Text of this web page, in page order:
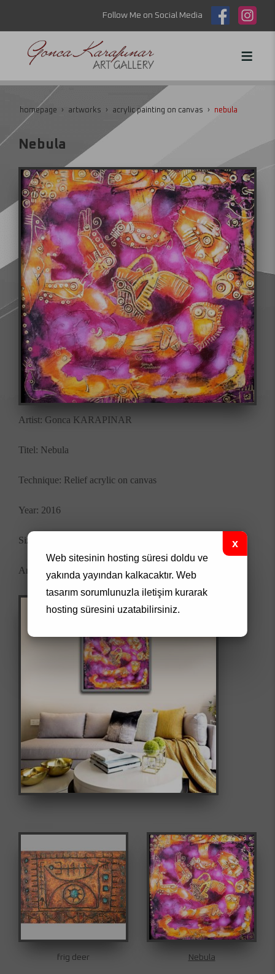
Follow Me on Social Media
homepage artworks acrylic painting on canvas nebula
Nebula
Artist: Gonca KARAPINAR
Titel: Nebula
Technique: Relief acrylic on canvas
Year: 2016
Size: 60x60 cm
Artwork Code: 0099
frig deer Nebula
Web sitesinin hosting süresi doldu ve
yakında yayından kalkacaktır. Web
tasarımsorumlunuzla iletişim kurarak
hosting süresini uzatabilirsiniz.